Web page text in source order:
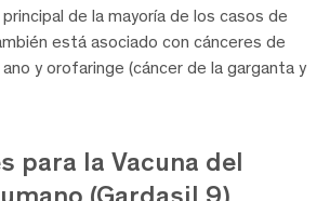
de la mayoría de los casos de
está asociado con cánceres de
ano y orofaringe (cáncer de la garganta y
para la Vacuna del
(Gardasil 9)